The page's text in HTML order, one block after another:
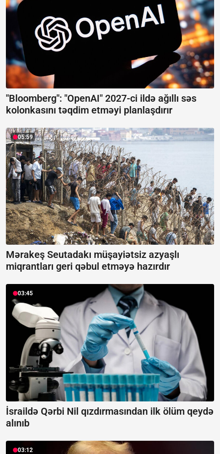
"Bloomberg": "OpenAI" 2027-ci ildə ağıllı səs
kolonkasını təqdim etməyi planlaşdırır
05:59
Mərakeş Seutadakı müşayiətsiz azyaşlı
miqrantları geri qəbul etməyə hazırdır
03:45
İsraildə Qərbi Nil qızdırmasından ilk ölüm qeydə
alınıb
03:12